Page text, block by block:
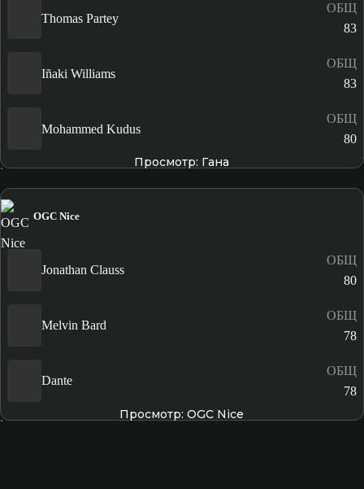
Thomas Partey
ОБЩ
83
Iñaki Williams
ОБЩ
83
Mohammed Kudus
ОБЩ
80
Просмотр: Гана
OGC Nice
Jonathan Clauss
ОБЩ
80
Melvin Bard
ОБЩ
78
Dante
ОБЩ
78
Просмотр: OGC Nice